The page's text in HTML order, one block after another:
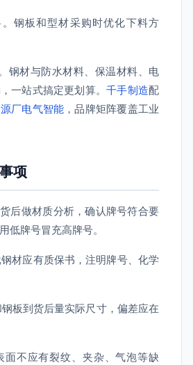
钢板和型材采购时优化下料方
钢材与防水材料、保温材料、电
一站式搞定更划算。千手制造配
源厂电气智能 ，品牌矩阵覆盖工业
项
后做材质分析，确认牌号符合要
低牌号冒充高牌号。
材应有质保书，注明牌号、化学
板到货后量实际尺寸，偏差应在
面不应有裂纹、夹杂、气泡等缺